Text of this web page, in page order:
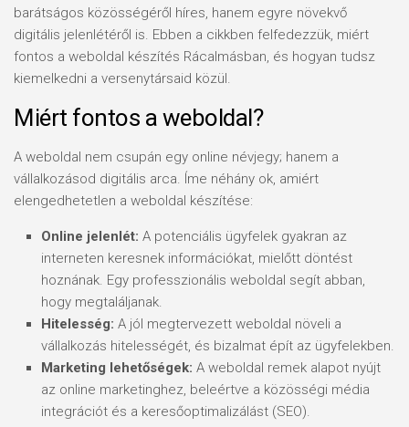
barátságos közösségéről híres, hanem egyre növekvő
digitális jelenlétéről is. Ebben a cikkben felfedezzük, miért
fontos a weboldal készítés Rácalmásban, és hogyan tudsz
kiemelkedni a versenytársaid közül.
Miért fontos a weboldal?
A weboldal nem csupán egy online névjegy; hanem a
vállalkozásod digitális arca. Íme néhány ok, amiért
elengedhetetlen a weboldal készítése:
Online jelenlét: A potenciális ügyfelek gyakran az
interneten keresnek információkat, mielőtt döntést
hoznának. Egy professzionális weboldal segít abban,
hogy megtaláljanak.
Hitelesség: A jól megtervezett weboldal növeli a
vállalkozás hitelességét, és bizalmat épít az ügyfelekben.
Marketing lehetőségek: A weboldal remek alapot nyújt
az online marketinghez, beleértve a közösségi média
integrációt és a keresőoptimalizálást (SEO).